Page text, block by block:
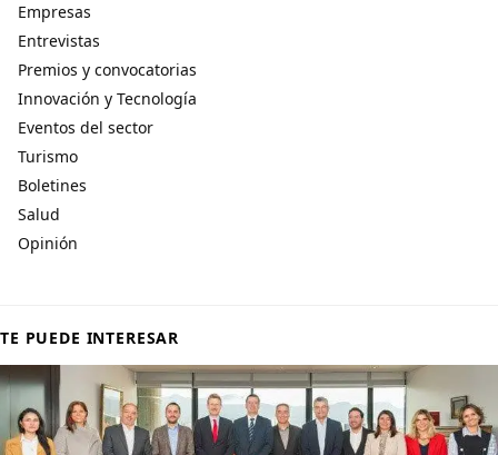
Empresas
Entrevistas
Premios y convocatorias
Innovación y Tecnología
Eventos del sector
Turismo
Boletines
Salud
Opinión
TE PUEDE INTERESAR